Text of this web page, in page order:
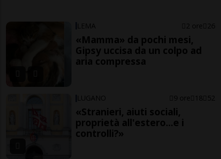
LEMA 2 ore 26
«Mamma» da pochi mesi,
Gipsy uccisa da un colpo ad
aria compressa
LUGANO 9 ore 18 52
«Stranieri, aiuti sociali,
proprietà all'estero...e i
controlli?»